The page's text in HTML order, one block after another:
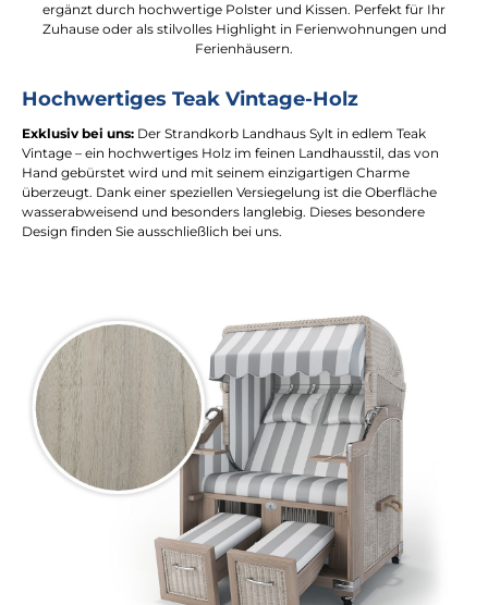
ergänzt durch hochwertige Polster und Kissen. Perfekt für Ihr
Zuhause oder als stilvolles Highlight in Ferienwohnungen und
Ferienhäusern.
Hochwertiges Teak Vintage-Holz
Exklusiv bei uns: Der Strandkorb Landhaus Sylt in edlem Teak
Vintage – ein hochwertiges Holz im feinen Landhausstil, das von
Hand gebürstet wird und mit seinem einzigartigen Charme
überzeugt. Dank einer speziellen Versiegelung ist die Oberfläche
wasserabweisend und besonders langlebig. Dieses besondere
Design finden Sie ausschließlich bei uns.